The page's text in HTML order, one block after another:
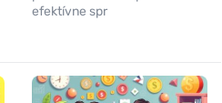
efektívne spr